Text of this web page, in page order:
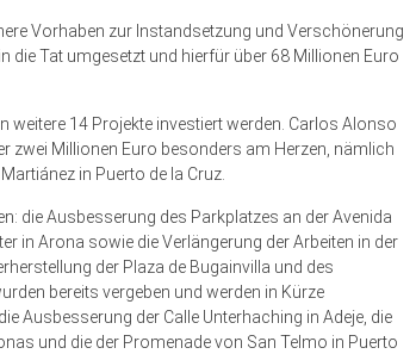
Vorhaben zur Instandsetzung und Verschönerung
die Tat umgesetzt und hierfür über 68 Millionen Euro
weitere 14 Projekte investiert werden. Carlos Alonso
zwei Millionen Euro besonders am Herzen, nämlich
in Puerto de la Cruz.
die Ausbesserung des Parkplatzes an der Avenida
in Arona sowie die Verlängerung der Arbeiten in der
der Plaza de Bugainvilla und des
bereits vergeben und werden in Kürze
Ausbesserung der Calle Unterhaching in Adeje, die
und die der Promenade von San Telmo in Puerto